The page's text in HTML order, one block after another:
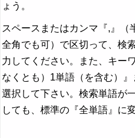
ょう。
スペースまたはカンマ『,』（
全角でも可）で区切って、検
力してください。また、キー
なくとも）1単語（を含む）
選択して下さい。検索単語が
しても、標準の『全単語』に